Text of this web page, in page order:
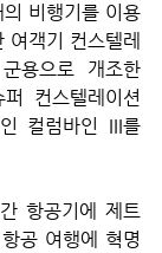
비행기를 이용
여객기 컨스텔레
용으로 개조한
컨스텔레이션
컬럼바인 III를
공 여행에 혁명